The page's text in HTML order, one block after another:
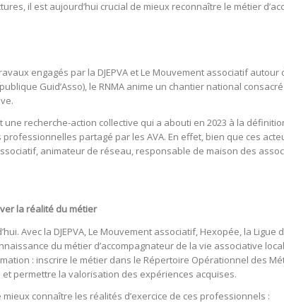
il est aujourd’hui crucial de mieux reconnaître le métier
engagés par la DJEPVA et Le Mouvement associatif
Guid’Asso), le RNMA anime un chantier national
une recherche-action collective qui a abouti en 2023 à la
partagé par les AVA. En effet, bien que ces
animateur de réseau, responsable de maison des
la réalité du métier
Avec la DJEPVA, Le Mouvement associatif, Hexopée, la
du métier d’accompagnateur de la vie associative
: inscrire le métier dans le Répertoire Opérationnel des
permettre la valorisation des expériences acquises.
connaître les réalités d’exercice de ces professionnels :